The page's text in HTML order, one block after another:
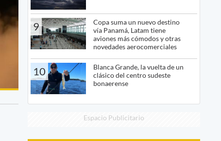
9
Copa suma un nuevo destino
vía Panamá, Latam tiene
aviones más cómodos y otras
novedades aerocomerciales
10
Blanca Grande, la vuelta de un
clásico del centro sudeste
bonaerense
Espacio Publicitario